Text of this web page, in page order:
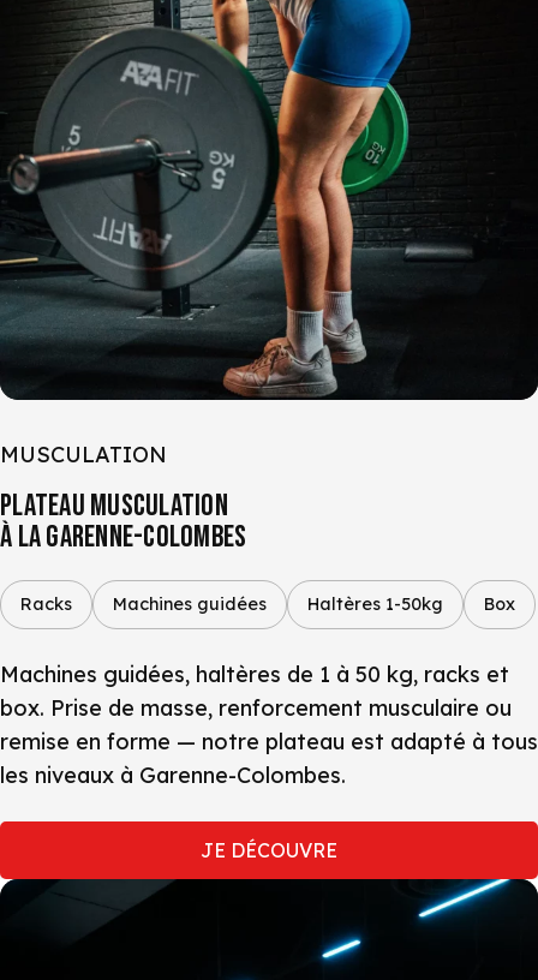
MUSCULATION
PLATEAU MUSCULATION
À LA GARENNE-COLOMBES
Racks Machines guidées Haltères 1-50kg Box
Machines guidées, haltères de 1 à 50 kg, racks et
box. Prise de masse, renforcement musculaire ou
remise en forme — notre plateau est adapté à tous
les niveaux à Garenne-Colombes.
JE DÉCOUVRE